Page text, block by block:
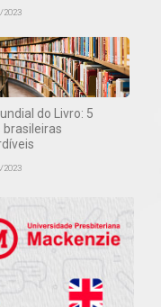
2023
do Livro: 5
brasileiras
2023